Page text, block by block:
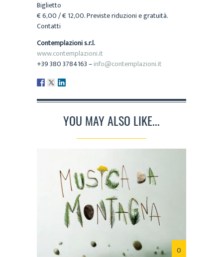
Biglietto
€ 6,00 / € 12,00. Previste riduzioni e gratuità.
Contatti
Contemplazioni s.r.l.
www.contemplazioni.it
+39 380 3784163 –info@contemplazioni.it
YOU MAY ALSO LIKE...
0